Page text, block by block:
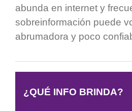
abunda en internet y
sobreinformación puede
abrumadora y poco
¿QUÉ INFO BRINDA?